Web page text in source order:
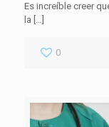
Es increíble creer
la […]
0